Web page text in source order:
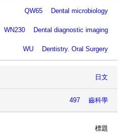
QW65 Dental microbiology
WN230 Dental diagnostic imaging
WU Dentistry. Oral Surgery
日文
497 齒科學
標題